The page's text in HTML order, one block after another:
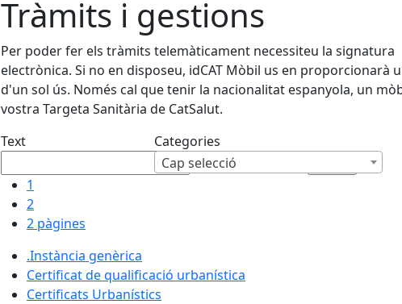
Tràmits i gestions
Per poder fer els tràmits telemàticament necessiteu la signatura
electrònica. Si no en disposeu, idCAT Mòbil us en proporcionarà
d'un sol ús. Només cal que tenir la nacionalitat espanyola, un
vostra Targeta Sanitària de CatSalut.
Text
Categories
Cap selecció
1
2
2 pàgines
.Instància genèrica
Certificat de qualificació urbanística
Certificats Urbanístics